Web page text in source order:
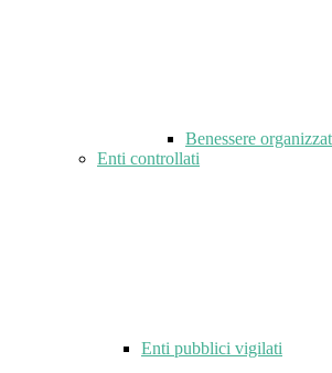
Benessere
Enti controllati
Enti pubblici vigilati